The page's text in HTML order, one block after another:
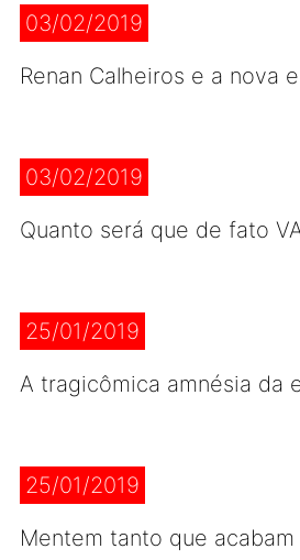
03/02/2019
Renan Calheiros e a nova
03/02/2019
Quanto será que de fato
25/01/2019
A tragicômica amnésia da
25/01/2019
Mentem tanto que